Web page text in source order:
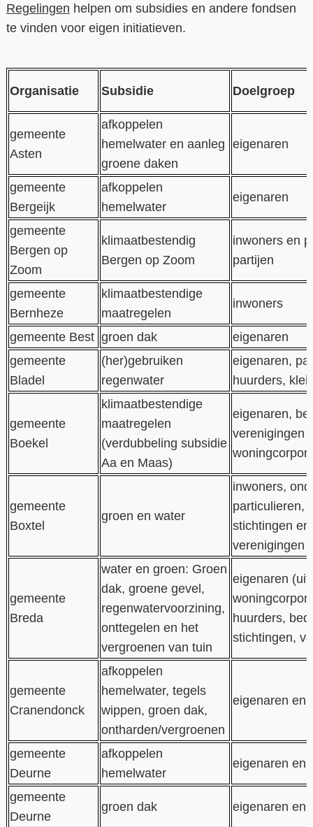
Regelingen helpen om subsidies en andere fondsen
te vinden voor eigen initiatieven.
Organisatie Subsidie Doelgroep
gemeente
Asten
afkoppelen
hemelwater en aanleg
groene daken
eigenaren
gemeente
Bergeijk
afkoppelen
hemelwater
eigenaren
gemeente
Bergen op
Zoom
klimaatbestendig
Bergen op Zoom
inwoners en
partijen
gemeente
Bernheze
klimaatbestendige
maatregelen
inwoners
gemeente Best groen dak
eigenaren
gemeente
Bladel
(her)gebruiken
regenwater
eigenaren,
huurders,
gemeente
Boekel
klimaatbestendige
maatregelen
(verdubbeling subsidie
Aa en Maas)
eigenaren,
verenigingen
gemeente
Boxtel
groen en water
inwoners,
particulieren,
stichtingen en
verenigingen
gemeente
Breda
water en groen: Groen
dak, groene gevel,
regenwatervoorzining,
onttegelen en het
vergroenen van tuin
eigenaren
huurders,
stichtingen,
gemeente
Cranendonck
afkoppelen
hemelwater, tegels
wippen, groen dak,
ontharden/vergroenen
eigenaren en
gemeente
Deurne
afkoppelen
hemelwater
eigenaren en
gemeente
Deurne
groen dak eigenaren en